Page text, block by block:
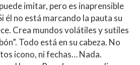
imitar, pero es inaprensible
él no está marcando la pauta su
Crea mundos volátiles y sutiles
Todo está en su cabeza. No
icono, ni fechas… Nada.